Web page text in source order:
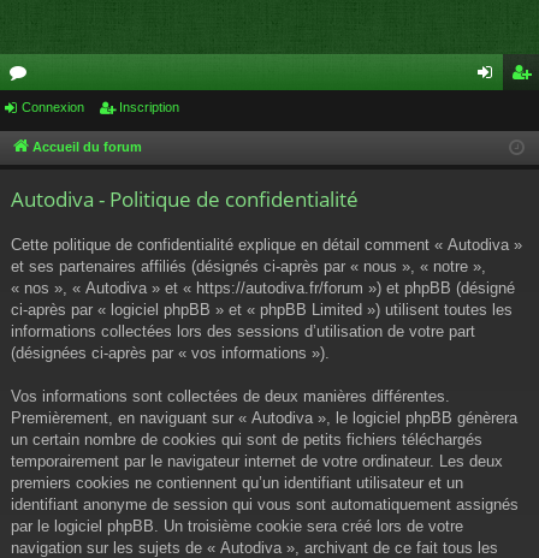
or
u cri
Connexion Inscription
Accueil du forum
Autodiva - Politique de confidentialité
Cette politique de confidentialité explique en détail comment « Autodiva »
et ses partenaires affiliés (désignés ci-après par « nous », « notre »,
« nos », « Autodiva » et « https://autodiva.fr/forum ») et phpBB (désigné
ci-après par « logiciel phpBB » et « phpBB Limited ») utilisent toutes les
informations collectées lors des sessions d’utilisation de votre part
(désignées ci-après par « vos informations »).
Vos informations sont collectées de deux manières différentes.
Premièrement, en naviguant sur « Autodiva », le logiciel phpBB génèrera
un certain nombre de cookies qui sont de petits fichiers téléchargés
temporairement par le navigateur internet de votre ordinateur. Les deux
premiers cookies ne contiennent qu’un identifiant utilisateur et un
identifiant anonyme de session qui vous sont automatiquement assignés
par le logiciel phpBB. Un troisième cookie sera créé lors de votre
navigation sur les sujets de « Autodiva », archivant de ce fait tous les